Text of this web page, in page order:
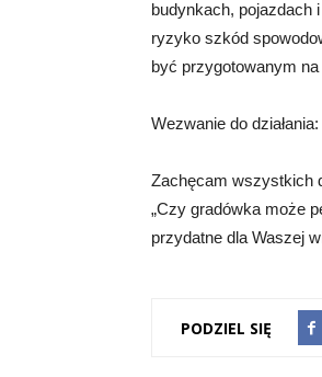
budynkach, pojazdach
ryzyko szkód
być przygotowanym
Wezwanie do działania:
Zachęcam wszystkich
„Czy gradówka może
przydatne dla Waszej
PODZIEL SIĘ